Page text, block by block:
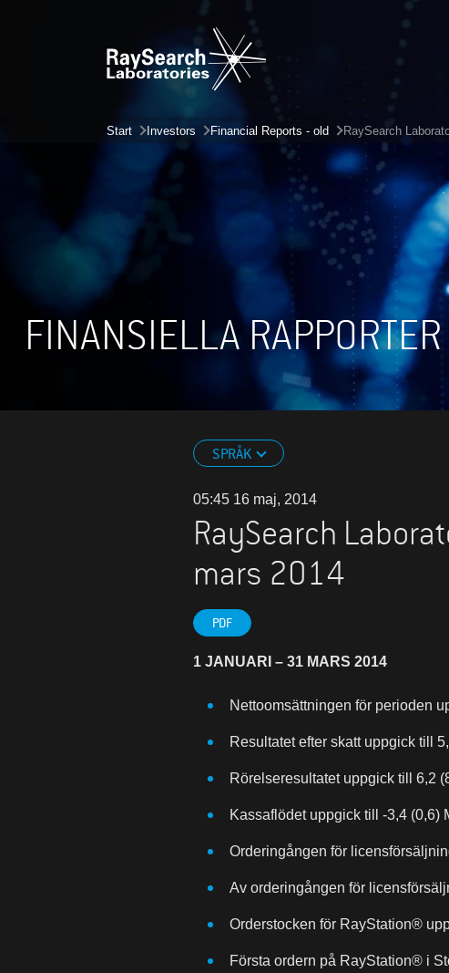
Start Investors Financial Reports - old RaySearch
FINANSIELLA RAPPORTER
SPRÅK
05:45 16 maj, 2014
RaySearch
mars 2014
PDF
1 JANUARI – 31 MARS 2014
Nettoomsättningen för perioden
Resultatet efter skatt uppgick till
Rörelseresultatet uppgick till 6,2
Kassaflödet uppgick till -3,4 (0,6)
Orderingången för
Av orderingången för
Orderstocken för RayStation®
Första ordern på RayStation® i